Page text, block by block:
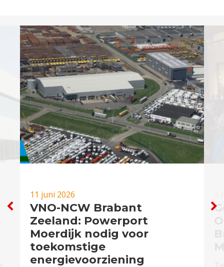
11 juni 2026
VNO-NCW Brabant
Zeeland: Powerport
Moerdijk nodig voor
toekomstige
energievoorziening
3